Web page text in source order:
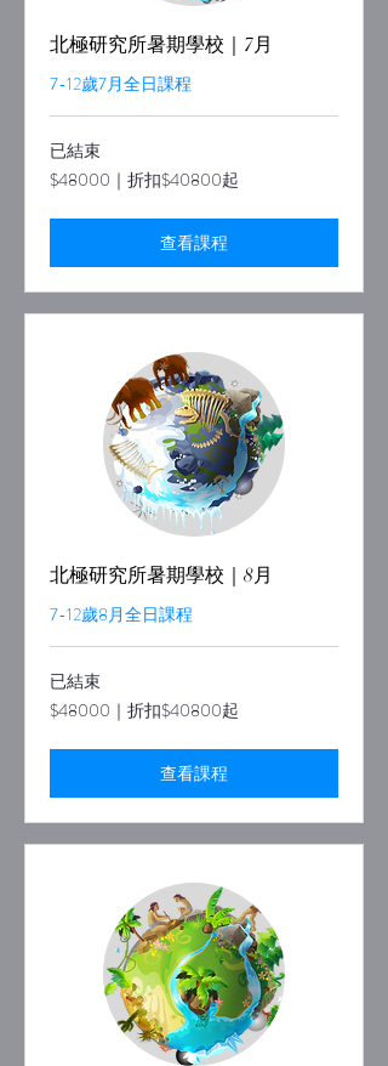
北極研究所暑期學校｜7月
7-12歲7月全日課程
已結束
$48000
｜
扣
$48000｜折扣$40800起
查看課程
北極研究所暑期學校｜8月
7-12歲8月全日課程
已結束
$48000
｜
扣
$48000｜折扣$40800起
查看課程